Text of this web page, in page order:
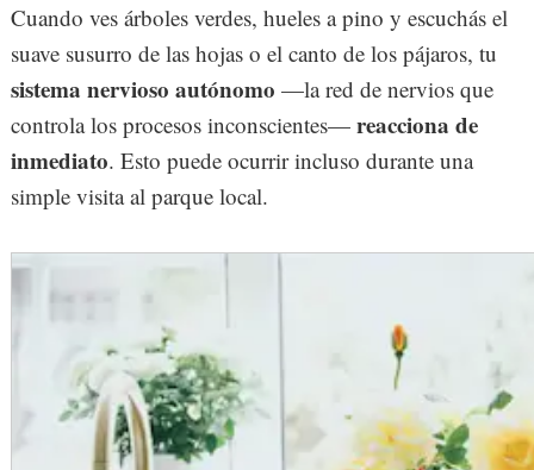
Cuando ves árboles verdes, hueles a pino y escuchás el
suave susurro de las hojas o el canto de los pájaros, tu
sistema nervioso autónomo —la red de nervios que
controla los procesos inconscientes— reacciona de
inmediato. Esto puede ocurrir incluso durante una
simple visita al parque local.